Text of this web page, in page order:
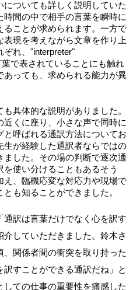
ついても詳しく説明していた
間の中で相手の言葉を瞬時に
ことが求められます。一方で
現を考えながら文章を作り上
ぞれ、"interpreter"
で表されていることにも触れ
あっても、求められる能力が異
具体的な説明がありました。
くに座り、小さな声で同時に
呼ばれる通訳方法についてお
が経験した通訳者ならではの
した。その場の判断で逐次通
使い分けることもあるそう
え、臨機応変な対応力や現場で
も知ることができました。
訳は言葉だけでなく心を訳す
していただきました。鈴木さ
、関係者間の衝突を取り持った
すことができる通訳だね」と
ての仕事の重要性を痛感した